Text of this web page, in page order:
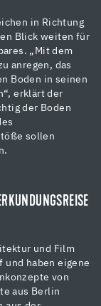
in Richtung
Blick weiten für
„Mit dem
anregen, das
Boden in seinen
erklärt der
der Boden
sollen
und Film
und haben eigene
von
aus Berlin